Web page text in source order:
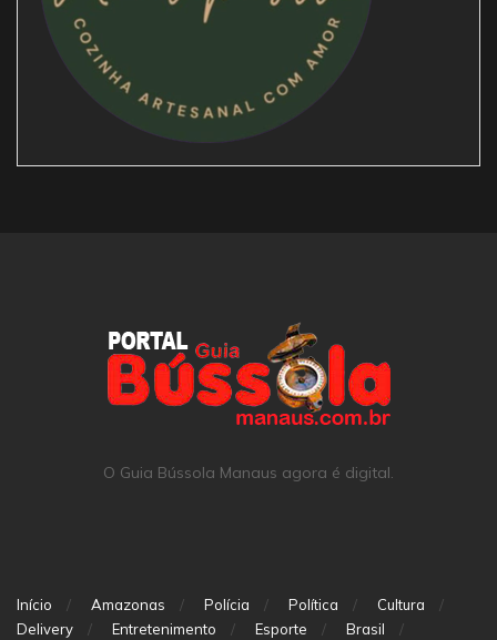
O Guia Bússola Manaus agora é digital.
Início Amazonas Polícia Política
Cultura
Delivery
Entretenimento Esporte Brasil